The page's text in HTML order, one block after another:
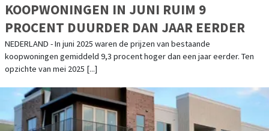
KOOPWONINGEN IN JUNI RUIM 9
PROCENT DUURDER DAN JAAR EERDER
NEDERLAND - In juni 2025 waren de prijzen van bestaande
koopwoningen gemiddeld 9,3 procent hoger dan een jaar eerder. Ten
opzichte van mei 2025 [...]